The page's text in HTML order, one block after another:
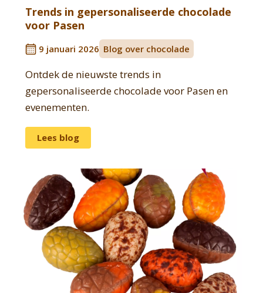
Trends in gepersonaliseerde chocolade
voor Pasen
9 januari 2026 Blog over chocolade
Ontdek de nieuwste trends in
gepersonaliseerde chocolade voor Pasen en
evenementen.
Lees blog